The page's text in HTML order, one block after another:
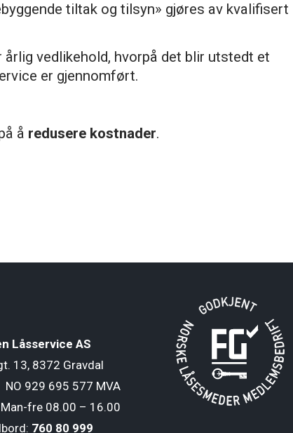
tiltak og tilsyn» gjøres av kvalifisert
vedlikehold, hvorpå det blir utstedt et
er gjennomført.
å redusere kostnader.
Låsservice AS
13, 8372 Gravdal
NO 929 695 577 MVA
fre 08.00 – 16.00
760 80 999